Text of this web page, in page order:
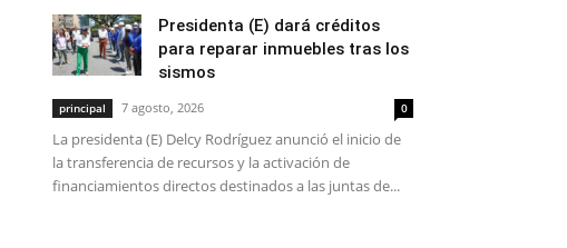
Presidenta (E) dará créditos
para reparar inmuebles tras los
sismos
principal 7 agosto, 2026 0
La presidenta (E) Delcy Rodríguez anunció el inicio de
la transferencia de recursos y la activación de
financiamientos directos destinados a las juntas de...